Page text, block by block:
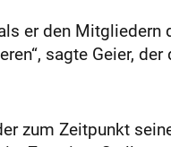
er den Mitgliedern
sagte Geier,
zum Zeitpunkt